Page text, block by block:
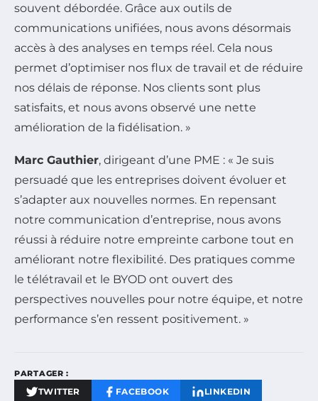
souvent débordée. Grâce aux outils de
communications unifiées, nous avons désormais
accès à des analyses en temps réel. Cela nous
permet d’optimiser nos flux de travail et de réduire
nos délais de réponse. Nos clients sont plus
satisfaits, et nous avons observé une nette
amélioration de la fidélisation. »
Marc Gauthier, dirigeant d’une PME : « Je suis
persuadé que les entreprises doivent évoluer et
s’adapter aux nouvelles normes. En repensant
notre communication d’entreprise, nous avons
réussi à réduire notre empreinte carbone tout en
améliorant notre flexibilité. Des pratiques comme
le télétravail et le BYOD ont ouvert des
perspectives nouvelles pour notre équipe, et notre
performance s’en ressent positivement. »
PARTAGER :
TWITTER FACEBOOK LINKEDIN